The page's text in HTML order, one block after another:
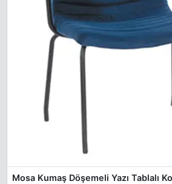
Mosa Kumaş Döşemeli Yazı Tablalı